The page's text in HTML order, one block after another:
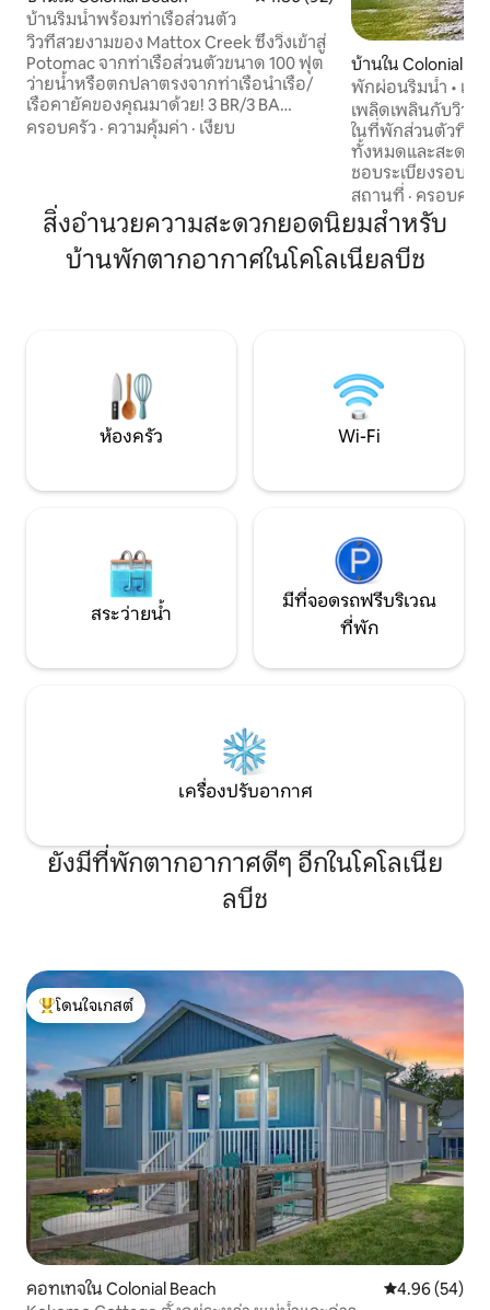
บ้านริมน้ำพร้อมท่าเรือส่วนตัว
วิวที่สวยงามของ Mattox Creek ซึ่งวิ่งเข้าสู่
Potomac จากท่าเรือส่วนตัวขนาด 100 ฟุต
ว่ายน้ำหรือตกปลาตรงจากท่าเรือนำเรือ/
เรือคายัคของคุณมาด้วย! 3 BR/3 BA
stepless ranch w/ton of natural light.
และเตาเม็ด ยินดีต้อนรับสัตว์เลี้ยง! 45 นาที
ถึง F'burg/Tappahannock ย่านส่วนตัวห่าง
จากใจกลางเมืองเพียงไม่กี่นาทีไปยังแหล่ง
ช้อปปิ้ง/ร้านอาหารริมหาดโคโลเนียล
ครอบครัว · ความคุ้มค่า · เงียบ
บ้านใน Colonial
พักผ่อนริมน้ำ • เดอ
เตียง
เพลิดเพลินกับวิวริ
ในที่พักส่วนตัวที่ได้
ทั้งหมดและสะดวก
ชอบระเบียงรอบบ้
ตกแต่งอย่างดี แล
ทำเลที่ตั้งสมบูรณ์แ
ร้านค้า ร้านอาหาร
ถึงชายหาด สิ่งอำ
อย่างมืออาชีพก่อ
สถานที่ · ครอบครัว
สิ่งอำนวยความสะดวกยอดนิยมสำหรับ
บ้านพักตากอากาศในโคโลเนียลบีช
ห้องครัว Wi-Fi
สระว่ายน้ำ
มีที่จอดรถฟรีบริเวณ
ที่พัก
เครื่องปรับอากาศ
ยังมีที่พักตากอากาศดีๆ อีกในโคโลเนีย
ลบีช
โดนใจเกสต์ที่สุด
โดนใจเกสต์
คอทเทจใน Colonial Beach คะแนนเฉลี่ย
4.96 (54)